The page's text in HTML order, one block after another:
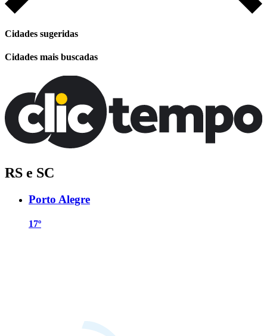
Cidades sugeridas
Cidades mais buscadas
RS e SC
Porto Alegre
17º